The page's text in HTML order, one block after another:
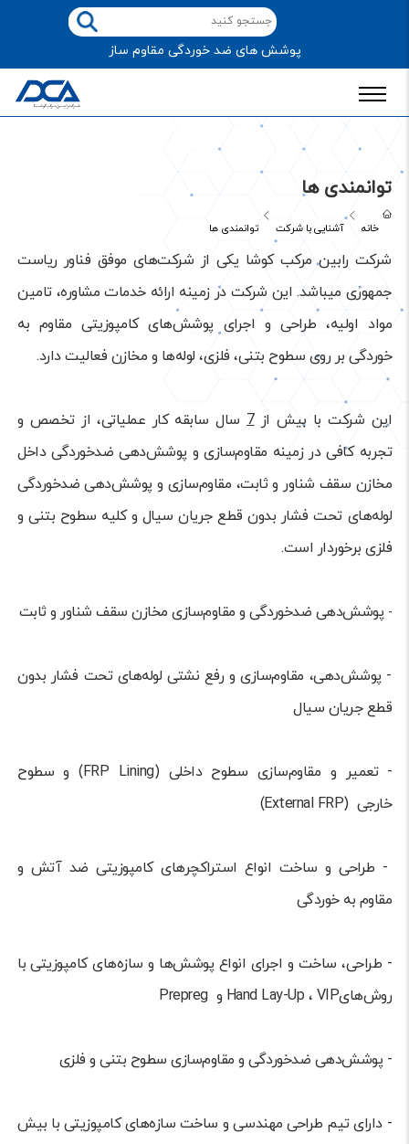
پوشش های ضد خوردگی مقاوم ساز
توانمندی ها
خانه آشنایی با شرکت توانمندی ها
شرکت رابین مرکب کوشا یکی از شرکت‌های موفق فناور ریاست
جمهوری می­باشد. این شرکت در زمینه ارائه خدمات مشاوره، تامین
مواد اولیه، طراحی و اجرای پوشش‌های کامپوزیتی مقاوم به
خوردگی بر روی سطوح بتنی، فلزی، لوله‌ها و مخازن فعالیت دارد.
این شرکت با بیش از7سال سابقه کار عملیاتی، از تخصص و
تجربه کافی در زمینه مقاوم‌سازی و پوشش‌دهی ضد‌خوردگی داخل
مخازن سقف شناور و ثابت، مقاوم‌سازی و پوشش‌دهی ضد‌خوردگی
لوله‌های تحت فشار بدون قطع جریان سیال و کلیه سطوح بتنی و
فلزی برخوردار است.
- پوشش‌دهی ضدخوردگی و مقاوم‌سازی مخازن سقف شناور و ثابت
- پوشش‌دهی، مقاوم‌سازی و رفع نشتی لوله‌های تحت فشار بدون
قطع جریان سیال
- تعمیر و مقاوم‌سازی سطوح داخلی
(FRP Lining) و سطوح
خارجی (External FRP)
- طراحی و ساخت انواع استراکچرهای کامپوزیتی ضد آتش و
مقاوم به خوردگی
- طراحی، ساخت و اجرای انواع پوشش‌ها و سازه‌های کامپوزیتی با
روش‌هایHand Lay-Up ، VIP و Prepreg
- پوشش‌دهی ضدخوردگی و مقاوم‌سازی سطوح بتنی و فلزی
- دارای تیم طراحی مهندسی و ساخت سازه‌های کامپوزیتی با بیش